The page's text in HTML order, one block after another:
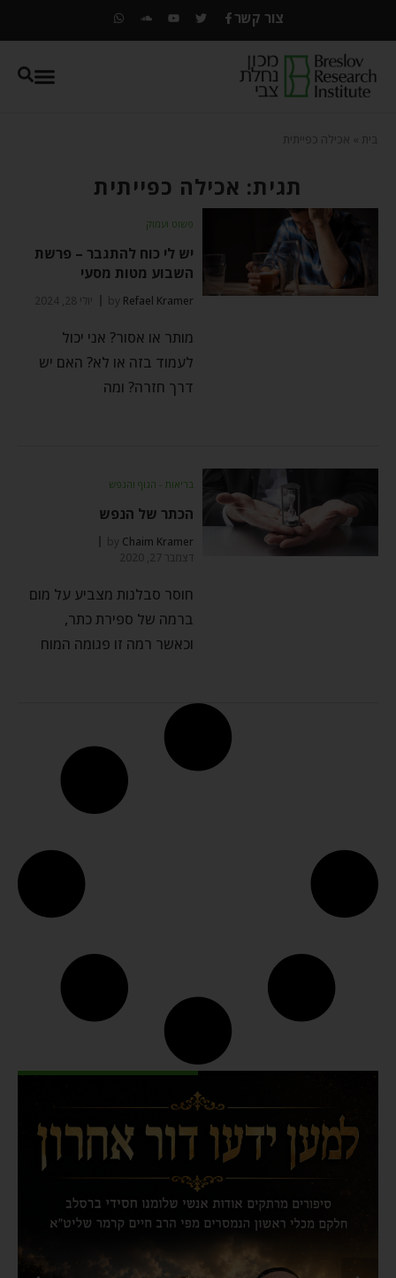
צור קשר
בית אכילה כפייתית
תגית: אכילה כפייתית
פשוט ועמוק
יש לי כוח להתגבר – פרשת
השבוע מטות מסעי
by Refael Kramer יולי 28, 2024
מותר או אסור? אני יכול
לעמוד בזה או לא? האם יש
דרך חזרה? ומה
בריאות - הגוף והנפש
הכתר של הנפש
by Chaim Kramer
דצמבר 27, 2020
חוסר סבלנות מצביע על מום
ברמה של ספירת כתר,
וכאשר רמה זו פגומה המוח